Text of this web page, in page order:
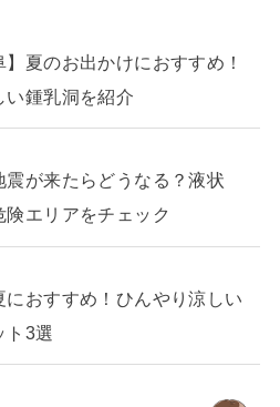
】夏のお出かけにおすすめ！
い鍾乳洞を紹介
震が来たらどうなる？液状
険エリアをチェック
におすすめ！ひんやり涼しい
ト3選